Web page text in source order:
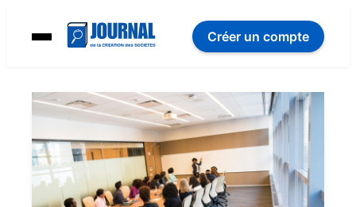
Créer un compte